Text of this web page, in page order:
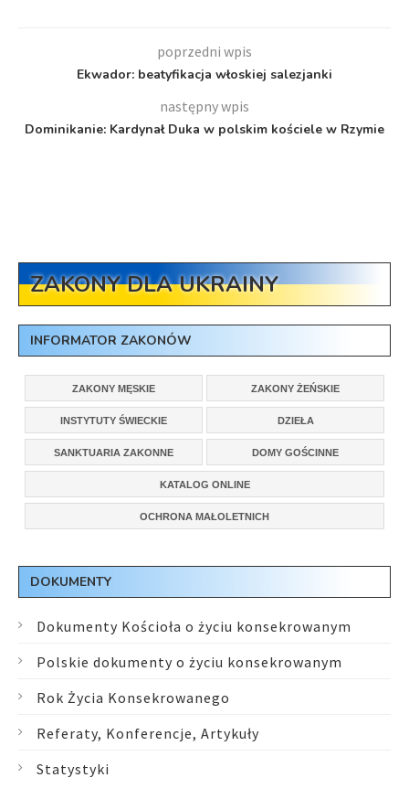
poprzedni wpis
Ekwador: beatyfikacja włoskiej salezjanki
następny wpis
Dominikanie: Kardynał Duka w polskim kościele w Rzymie
ZAKONY DLA UKRAINY
INFORMATOR ZAKONÓW
ZAKONY MĘSKIE ZAKONY ŻEŃSKIE
INSTYTUTY ŚWIECKIE DZIEŁA
SANKTUARIA ZAKONNE DOMY GOŚCINNE
KATALOG ONLINE
OCHRONA MAŁOLETNICH
DOKUMENTY
Dokumenty Kościoła o życiu konsekrowanym
Polskie dokumenty o życiu konsekrowanym
Rok Życia Konsekrowanego
Referaty, Konferencje, Artykuły
Statystyki